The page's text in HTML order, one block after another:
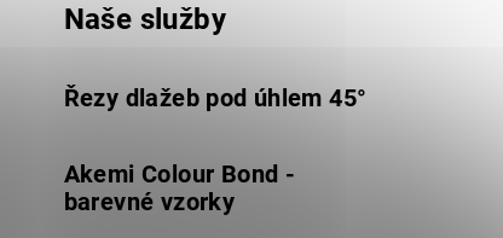
Naše služby
Řezy dlažeb pod úhlem 45°
Akemi Colour Bond -
barevné vzorky